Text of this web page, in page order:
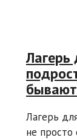
Лагерь
Лагерь
не просто